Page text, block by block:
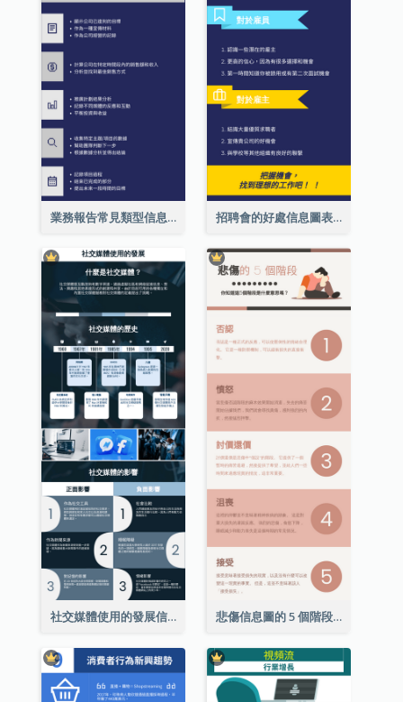
業務報告常見類型信息圖表 招聘會的好處信息圖表
社交媒體使用的發展信息圖表 悲傷信息圖的 5 個階段（附解釋）